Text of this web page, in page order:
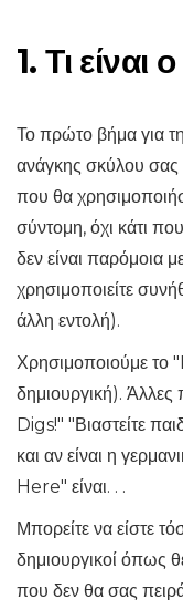
1. Τι είναι
Το πρώτο βήμα για
ανάγκης σκύλου σας
που θα
σύντομη, όχι κάτι
δεν είναι παρόμοια
χρησιμοποιείτε
άλλη εντολή).
Χρησιμοποιούμε το
δημιουργική). Άλλες
Digs!" "Βιαστείτε
και αν είναι η
Here" είναι. . .
Μπορείτε να είστε
δημιουργικοί όπως
που δεν θα σας